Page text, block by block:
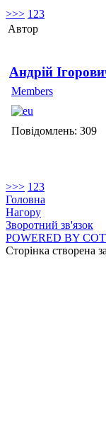
>>> 1 23
Автор
Андрій
Members
Повідомлень: 309
>>> 1 23
Головна
Нагору
Зворотний зв'язок
POWERED BY
Сторінка створена